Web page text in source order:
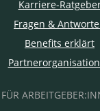
Karriere-
Fragen &
Benefits erklärt
FÜR